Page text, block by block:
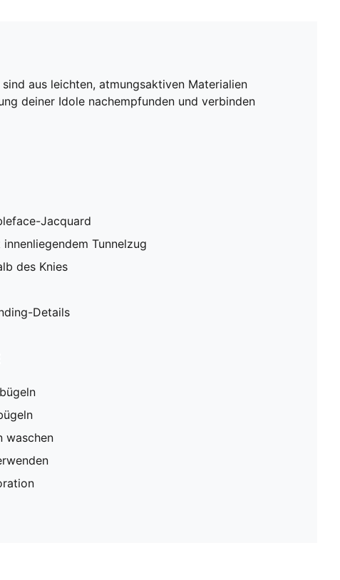
aus leichten, atmungsaktiven Materialien
deiner Idole nachempfunden und verbinden
Jacquard
Tunnelzug
des Knies
Details
waschen